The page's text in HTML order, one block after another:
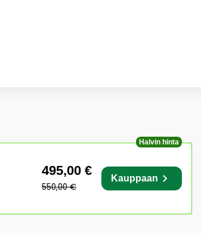
Halvin hinta
495,00 €
550,00 €
Kauppaan